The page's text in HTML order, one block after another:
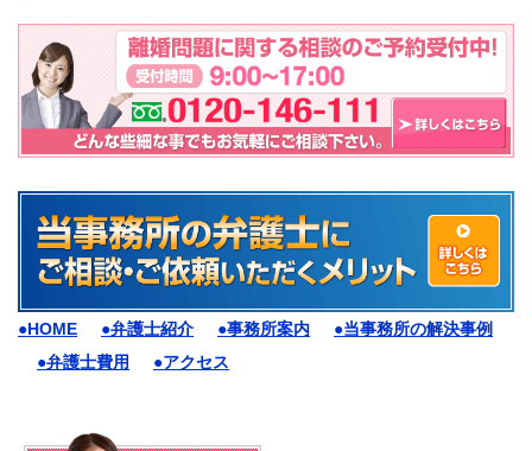
●HOME ●弁護士紹介 ●事務所案内
●当事務所の解決事例
●弁護士費用
●アクセス